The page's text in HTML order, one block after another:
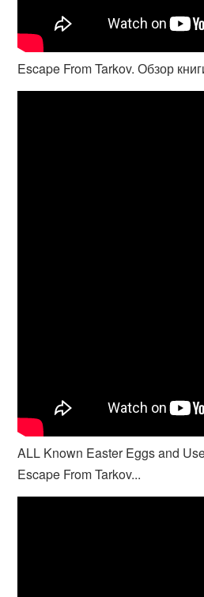
Escape From Tarkov. Обзор
ALL Known Easter Eggs and
Escape From Tarkov...